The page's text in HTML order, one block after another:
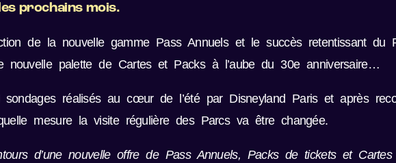
prochains mois.
de la nouvelle gamme Pass Annuels et le succès retentissant du
nouvelle palette de Cartes et Packs à l’aube du 30e anniversaire…
réalisés au cœur de l’été par Disneyland Paris et après
mesure la visite régulière des Parcs va être changée.
d’une nouvelle offre de Pass Annuels, Packs de tickets et Cartes